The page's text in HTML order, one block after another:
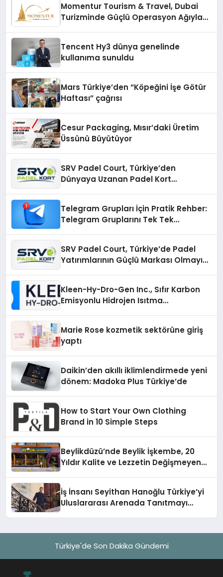
Momentur Tourism & Travel, Dubai
Turizminde Güçlü Operasyon Ağıyla
Tencent Hy3 dünya genelinde
kullanıma sunuldu
Mars Türkiye’den “Köpeğini İşe Götür
Haftası” çağrısı
Cesur Packaging, Mısır’daki Üretim
Üssünü Büyütüyor
SRV Padel Court, Türkiye’den
Dünyaya Uzanan Padel Kort
Telegram Grupları İçin Pratik Rehber:
Telegram Gruplarını Tek Tek
SRV Padel Court, Türkiye’de Padel
Yatırımlarının Güçlü Markası Olmayı
Kleen-Hy-Dro-Gen Inc., Sıfır Karbon
Emisyonlu Hidrojen Isıtma
Marie Rose kozmetik sektörüne giriş
yaptı
Daikin’den akıllı iklimlendirmede yeni
dönem: Madoka Plus Türkiye’de
How to Start Your Own Clothing
Brand in 10 Simple Steps
Beylikdüzü’nde Beylik İşkembe, 20
Yıldır Kalite ve Lezzetin Değişmeyen
İş İnsanı Seyithan Hanoğlu Türkiye’yi
Uluslararası Arenada Tanıtmayı
Türkiye'de Son Dakika Gündemi